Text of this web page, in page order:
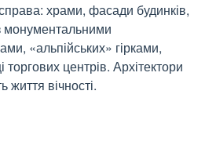
храми, фасади будинків,
монументальними
«альпійських» гірками,
центрів. Архітектори
вічності.